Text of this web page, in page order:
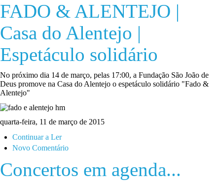
FADO & ALENTEJO |
Casa do Alentejo |
Espetáculo solidário
No próximo dia 14 de março, pelas 17:00, a Fundação São João de
Deus promove na Casa do Alentejo o espetáculo solidário "Fado &
Alentejo"
quarta-feira, 11 de março de 2015
Continuar a Ler
Novo Comentário
Concertos em agenda...